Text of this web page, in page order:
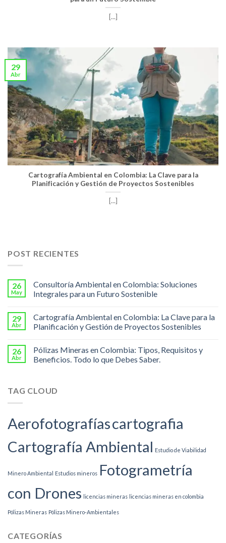
[...]
Cartografía Ambiental en Colombia: La Clave para la
Planificación y Gestión de Proyectos Sostenibles
[...]
29
Abr
POST RECIENTES
26
May
Consultoría Ambiental en Colombia: Soluciones
Integrales para un Futuro Sostenible
29
Abr
Cartografía Ambiental en Colombia: La Clave para la
Planificación y Gestión de Proyectos Sostenibles
26
Abr
Pólizas Mineras en Colombia: Tipos, Requisitos y
Beneficios. Todo lo que Debes Saber.
TAG CLOUD
Aerofotografíascartografia
Cartografía Ambiental Estudio de Viabilidad
Minero Ambiental Estudios mineros Fotogrametría
con Drones licencias mineras licencias mineras en colombia
Pólizas Mineras Pólizas Minero-Ambientales
CATEGORÍAS